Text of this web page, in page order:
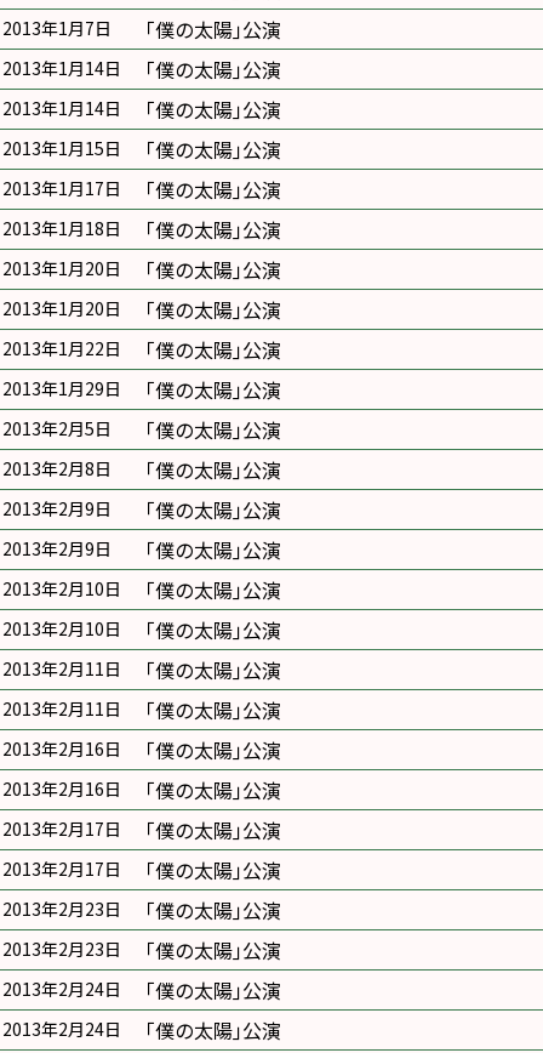
2013年1月7日 ｢僕の太陽｣公演
2013年1月14日 ｢僕の太陽｣公演
2013年1月14日 ｢僕の太陽｣公演
2013年1月15日 ｢僕の太陽｣公演
2013年1月17日 ｢僕の太陽｣公演
2013年1月18日 ｢僕の太陽｣公演
2013年1月20日 ｢僕の太陽｣公演
2013年1月20日 ｢僕の太陽｣公演
2013年1月22日 ｢僕の太陽｣公演
2013年1月29日 ｢僕の太陽｣公演
2013年2月5日 ｢僕の太陽｣公演
2013年2月8日 ｢僕の太陽｣公演
2013年2月9日 ｢僕の太陽｣公演
2013年2月9日 ｢僕の太陽｣公演
2013年2月10日 ｢僕の太陽｣公演
2013年2月10日 ｢僕の太陽｣公演
2013年2月11日 ｢僕の太陽｣公演
2013年2月11日 ｢僕の太陽｣公演
2013年2月16日 ｢僕の太陽｣公演
2013年2月16日 ｢僕の太陽｣公演
2013年2月17日 ｢僕の太陽｣公演
2013年2月17日 ｢僕の太陽｣公演
2013年2月23日 ｢僕の太陽｣公演
2013年2月23日 ｢僕の太陽｣公演
2013年2月24日 ｢僕の太陽｣公演
2013年2月24日 ｢僕の太陽｣公演